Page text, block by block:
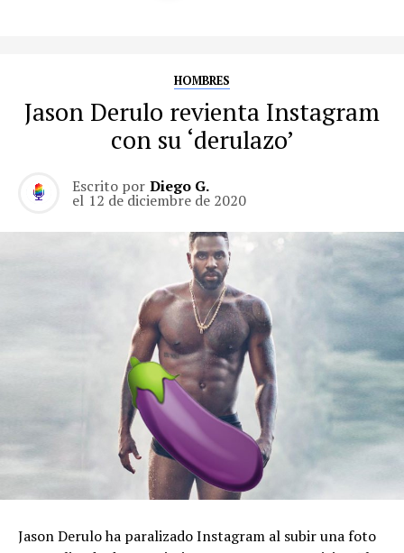
HOMBRES
Jason Derulo revienta Instagram
con su ‘derulazo’
Escrito por Diego G.
el 12 de diciembre de 2020
Jason Derulo ha paralizado Instagram al subir una foto